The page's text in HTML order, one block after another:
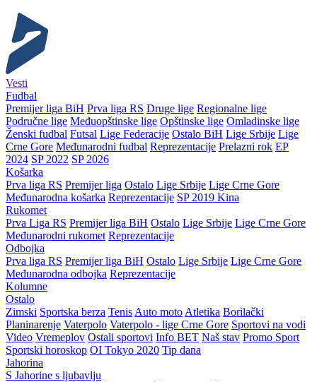
Vesti
Fudbal
Premijer liga BiH Prva liga RS Druge lige Regionalne lige
Područne lige Međuopštinske lige Opštinske lige Omladinske lige
Ženski fudbal Futsal Lige Federacije Ostalo BiH Lige Srbije Lige
Crne Gore Međunarodni fudbal Reprezentacije Prelazni rok EP
2024 SP 2022 SP 2026
Košarka
Prva liga RS Premijer liga Ostalo Lige Srbije Lige Crne Gore
Međunarodna košarka Reprezentacije SP 2019 Kina
Rukomet
Prva Liga RS Premijer liga BiH Ostalo Lige Srbije Lige Crne Gore
Međunarodni rukomet Reprezentacije
Odbojka
Prva liga RS Premijer liga BiH Ostalo Lige Srbije Lige Crne Gore
Međunarodna odbojka Reprezentacije
Kolumne
Ostalo
Zimski Sportska berza Tenis Auto moto Atletika Borilački
Planinarenje Vaterpolo Vaterpolo - lige Crne Gore Sportovi na vodi
Video Vremeplov Ostali sportovi Info BET Naš stav Promo Sport
Sportski horoskop OI Tokyo 2020 Tip dana
Jahorina
S Jahorine s ljubavlju